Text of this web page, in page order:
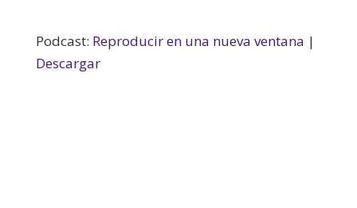
Podcast: Reproducir en una nueva ventana |
Descargar